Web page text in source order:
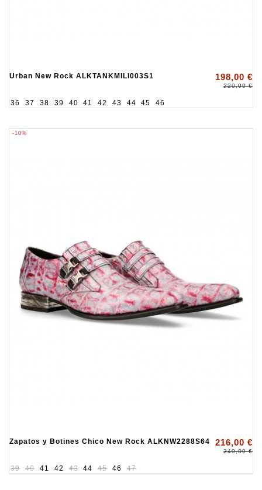
Urban New Rock ALKTANKMILI003S1 198,00 €
220,00 €
36 37 38 39 40 41 42 43 44 45 46
-10%
Zapatos y Botines Chico New Rock ALKNW2288S64 216,00 €
240,00 €
39 40 41 42 43 44 45 46 47